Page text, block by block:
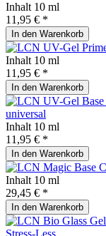
Inhalt 10 ml
11,95 € *
In den Warenkorb
Inhalt 10 ml
11,95 € *
In den Warenkorb
universal
Inhalt 10 ml
11,95 € *
In den Warenkorb
Inhalt 10 ml
29,45 € *
In den Warenkorb
Stress-Less